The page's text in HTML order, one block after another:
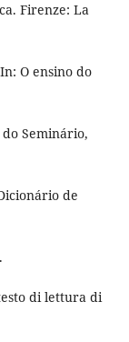
Firenze: La
O ensino do
do Seminário,
de
di lettura di